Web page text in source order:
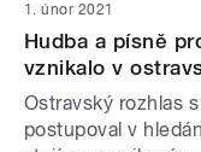
1. únor 2021
Hudba a písně
vznikalo v
Ostravský rozhlas
postupoval v